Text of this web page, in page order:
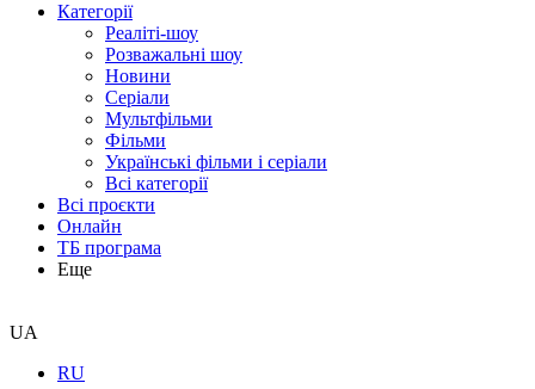
Категорії
Реаліті-шоу
Розважальні шоу
Новини
Серіали
Мультфільми
Фільми
Українські фільми і серіали
Всі категорії
Всі проєкти
Онлайн
ТБ програма
Еще
UA
RU